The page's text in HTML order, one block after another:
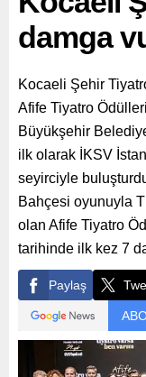
damga
Kocaeli Şehir
Afife Tiyatro
Büyükşehir
ilk olarak İKSV
seyirciyle
Bahçesi oyunuyla
olan Afife Tiyatro
tarihinde ilk kez 7
Paylaş